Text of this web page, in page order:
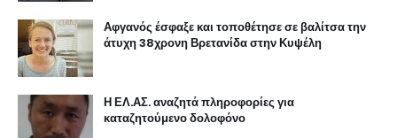
Αφγανός έσφαξε και τοποθέτησε σε βαλίτσα την
άτυχη 38χρονη Βρετανίδα στην Κυψέλη
Η ΕΛ.ΑΣ. αναζητά πληροφορίες για
καταζητούμενο δολοφόνο